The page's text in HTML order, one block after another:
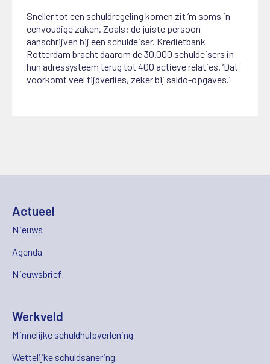
Sneller tot een schuldregeling komen zit ‘m soms in
eenvoudige zaken. Zoals: de juiste persoon
aanschrijven bij een schuldeiser. Kredietbank
Rotterdam bracht daarom de 30.000 schuldeisers in
hun adressysteem terug tot 400 actieve relaties. ‘Dat
voorkomt veel tijdverlies, zeker bij saldo-opgaves.’
Actueel
Nieuws
Agenda
Nieuwsbrief
Werkveld
Minnelijke schuldhulpverlening
Wettelijke schuldsanering